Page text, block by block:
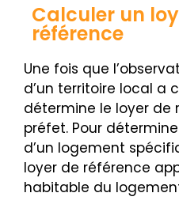
Calculer un
référence
Une fois que
d’un territoire local a
détermine le loyer de
préfet. Pour
d’un logement
loyer de référence
habitable du